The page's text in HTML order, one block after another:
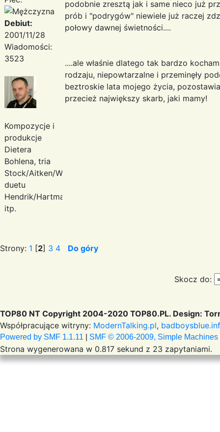
Debiut:
2001/11/28
Wiadomości:
3523
Kompozycje i
produkcje
Dietera
Bohlena, tria
Stock/Aitken/Waterman,
duetu
Hendrik/Hartmann
itp.
podobnie zresztą jak i same nieco już
prób i "podrygów" niewiele już raczej
połowy dawnej świetności....
....ale właśnie dlatego tak bardzo
rodzaju, niepowtarzalne i przeminęły
beztroskie lata mojego życia,
przecież największy skarb, jaki mamy!
Strony: 1 [2] 3 4 Do góry
Skocz do:
TOP80 NT Copyright 2004-2020 TOP80.PL. Design:
Współpracujące witryny: ModernTalking.pl,
Powered by SMF 1.1.11 SMF © 2006-2009, Simple Machines
Strona wygenerowana w 0.817 sekund z 23 zapytaniami.